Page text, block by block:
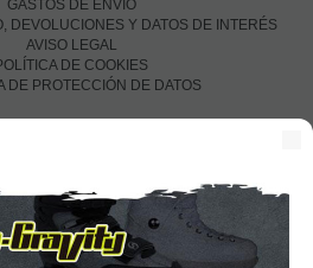
GASTOS DE ENVIO
DEVOLUCIONES Y DATOS DE INTERÉS
AVISO LEGAL
DE COOKIES
DE PROTECCIÓN DE DATOS
Financia con: